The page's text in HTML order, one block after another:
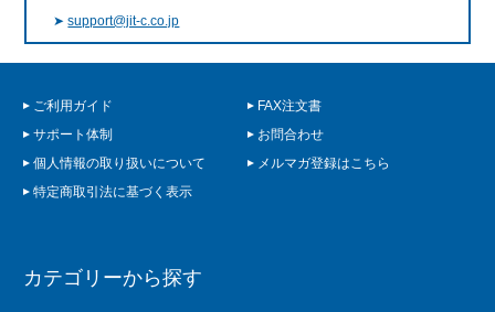
➤support@jit-c.co.jp
ご利用ガイド
FAX注文書
サポート体制
お問合わせ
個人情報の取り扱いについて
メルマガ登録はこちら
特定商取引法に基づく表示
カテゴリーから探す